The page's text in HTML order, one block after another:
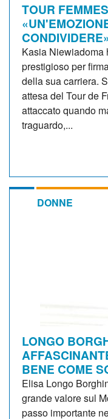
TOUR
CONDIVIDERE»
Kasia Niewiadoma
prestigioso per
della sua carriera.
attesa del Tour de
attaccato quando
traguardo,...
DONNE
LONGO
BENE COME
Elisa Longo
grande valore sul
passo importante